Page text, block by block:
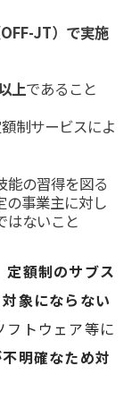
JT）で実施
上であること
制サービスによ
能の習得を図る
の事業主に対し
はないこと
定額制のサブス
象にならない
フトウェア等に
明確なため対